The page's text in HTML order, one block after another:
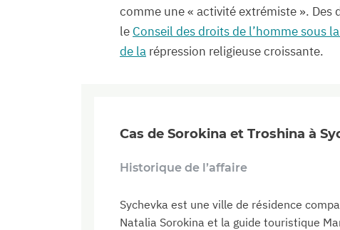
comme une « activité extrémiste ». Des
le Conseil des droits de l’homme sous
de la répression religieuse croissante.
Cas de Sorokina et Troshina à
Historique de l’affaire
Sychevka est une ville de résidence
Natalia Sorokina et la guide touristique